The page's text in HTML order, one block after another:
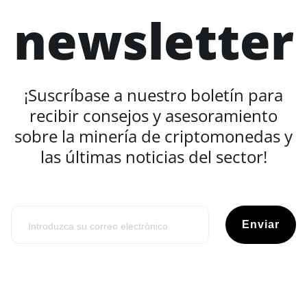
newsletter
¡Suscríbase a nuestro boletín para
recibir consejos y asesoramiento
sobre la minería de criptomonedas y
las últimas noticias del sector!
Enviar